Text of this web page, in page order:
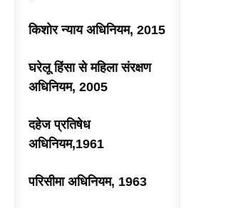
किशोर न्याय अधिनियम, 2015
घरेलू हिंसा से महिला संरक्षण
अधिनियम, 2005
दहेज प्रतिषेध
अधिनियम,1961
परिसीमा अधिनियम, 1963